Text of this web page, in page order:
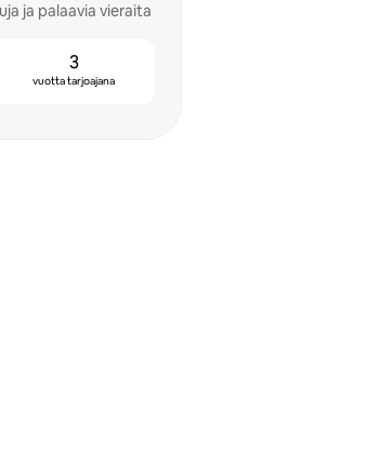
ja palaavia vieraita
3
vuotta tarjoajana